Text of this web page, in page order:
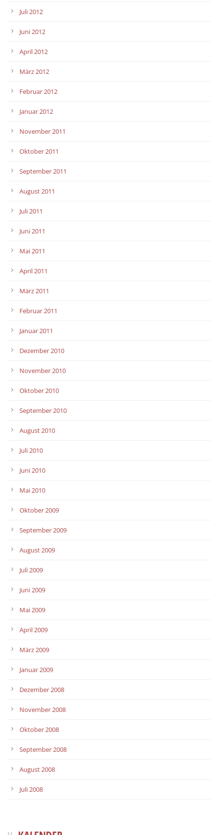
Juli 2012
Juni 2012
April 2012
März 2012
Februar 2012
Januar 2012
November 2011
Oktober 2011
September 2011
August 2011
Juli 2011
Juni 2011
Mai 2011
April 2011
März 2011
Februar 2011
Januar 2011
Dezember 2010
November 2010
Oktober 2010
September 2010
August 2010
Juli 2010
Juni 2010
Mai 2010
Oktober 2009
September 2009
August 2009
Juli 2009
Juni 2009
Mai 2009
April 2009
März 2009
Januar 2009
Dezember 2008
November 2008
Oktober 2008
September 2008
August 2008
Juli 2008